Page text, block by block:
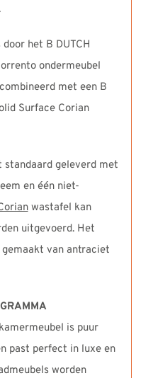
het B DUTCH
ondermeubel
met een B
Surface Corian
geleverd met
en één niet-
wastafel kan
uitgevoerd. Het
van antraciet
is puur
past perfect in luxe en
worden